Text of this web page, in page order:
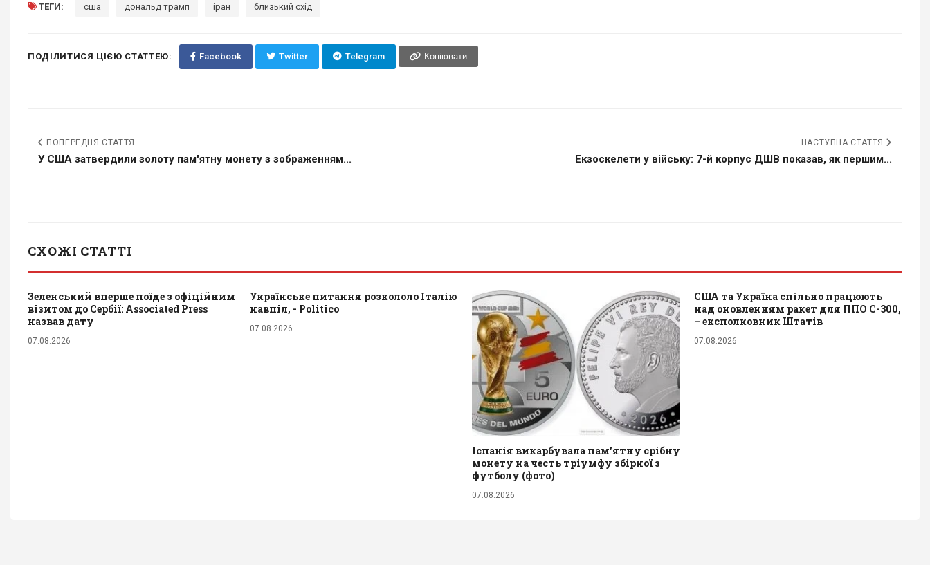
ТЕГИ: сша дональд трамп іран близький схід
ПОДІЛИТИСЯ ЦІЄЮ СТАТТЕЮ: Facebook Twitter Telegram Копіювати
ПОПЕРЕДНЯ СТАТТЯ
У США затвердили золоту пам'ятну монету з зображенням...
НАСТУПНА СТАТТЯ
Екзоскелети у війську: 7-й корпус ДШВ показав, як першим...
СХОЖІ СТАТТІ
Зеленський вперше поїде з офіційним
візитом до Сербії: Associated Press
назвав дату
07.08.2026
Українське питання розкололо Італію
навпіл, - Politico
07.08.2026
Іспанія викарбувала пам'ятну срібну
монету на честь тріумфу збірної з
футболу (фото)
07.08.2026
США та Україна спільно працюють
над оновленням ракет для ППО С-300,
– експолковник Штатів
07.08.2026